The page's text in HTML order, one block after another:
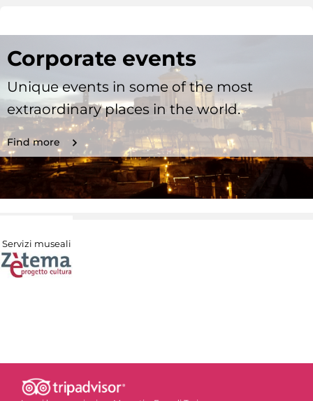
Corporate events
Unique events in some of the most
extraordinary places in the world.
Find more
Servizi museali